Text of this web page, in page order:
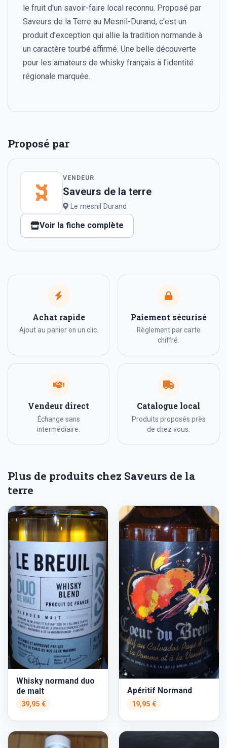
le fruit d'un savoir-faire local reconnu. Proposé par
Saveurs de la Terre au Mesnil-Durand, c'est un
produit d'exception qui allie la tradition normande à
un caractère tourbé affirmé. Une belle découverte
pour les amateurs de whisky français à l'identité
régionale marquée.
Proposé par
VENDEUR
Saveurs de la terre
Le mesnil Durand
Voir la fiche complète
Achat rapide
Ajout au panier en un clic.
Paiement sécurisé
Règlement par carte
chiffré.
Vendeur direct
Échange sans
intermédiaire.
Catalogue local
Produits proposés près
de chez vous.
Plus de produits chez Saveurs de la
terre
Whisky normand duo
de malt
39,95 €
Apéritif Normand
19,95 €